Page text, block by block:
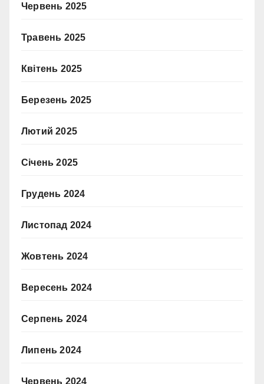
Червень 2025
Травень 2025
Квітень 2025
Березень 2025
Лютий 2025
Січень 2025
Грудень 2024
Листопад 2024
Жовтень 2024
Вересень 2024
Серпень 2024
Липень 2024
Червень 2024